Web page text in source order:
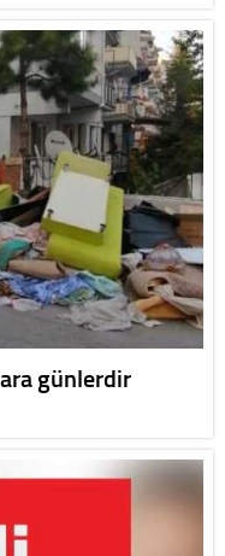
günlerdir